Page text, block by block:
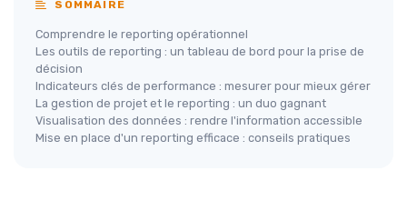
SOMMAIRE
Comprendre le reporting opérationnel
Les outils de reporting : un tableau de bord pour la prise de
décision
Indicateurs clés de performance : mesurer pour mieux gérer
La gestion de projet et le reporting : un duo gagnant
Visualisation des données : rendre l'information accessible
Mise en place d'un reporting efficace : conseils pratiques